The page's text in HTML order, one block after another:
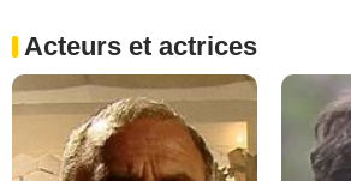
Acteurs et actrices